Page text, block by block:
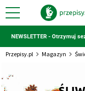
NEWSLETTER - Otrzymuj
Przepisy.pl Magazyn